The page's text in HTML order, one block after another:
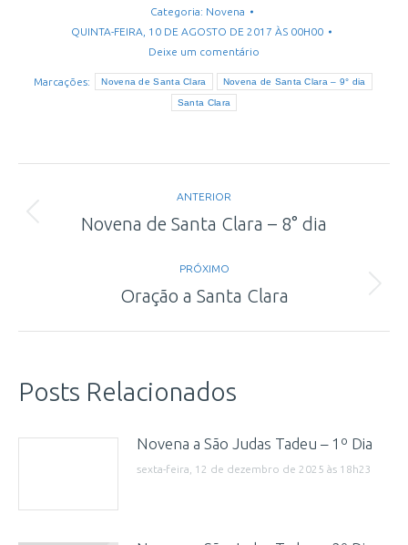
Categoria: Novena
QUINTA-FEIRA, 10 DE AGOSTO DE 2017 ÀS 00H00
Deixe um comentário
Marcações: Novena de Santa Clara Novena de Santa Clara – 9° dia
Santa Clara
de
ANTERIOR
Post
Novena de Santa Clara – 8° dia
PRÓXIMO
Próximo
Oração a Santa Clara
Posts Relacionados
Novena a São Judas Tadeu – 1º Dia
sexta-feira, 12 de dezembro de 2025 às 18h23